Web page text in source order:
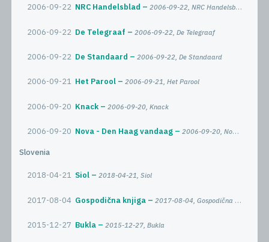
2006-09-22 NRC Handelsblad 2006-09-22, NRC Handelsblad
2006-09-22 De Telegraaf 2006-09-22, De Telegraaf
2006-09-22 De Standaard 2006-09-22, De Standaard
2006-09-21 Het Parool 2006-09-21, Het Parool
2006-09-20 Knack 2006-09-20, Knack
2006-09-20 Nova - Den Haag vandaag 2006-09-20, Nova - Den Haag vandaag
Slovenia
2018-04-21 Siol 2018-04-21, Siol
2017-08-04 Gospodična knjiga 2017-08-04, Gospodična knjiga
2015-12-27 Bukla 2015-12-27, Bukla